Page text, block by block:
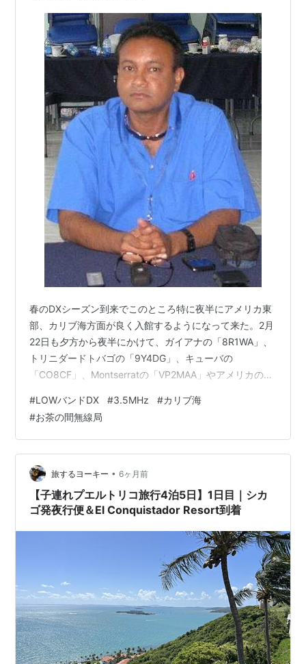
春のDXシーズン到来でこのところ特に夜半にアメリカ東
部、カリブ海方面が良く入館するようになって来た。2月
22日も夕方から夜半にかけて、ガイアナの「8R1WA」、
トリニダードトバゴの「9Y4DG」、キューバの
「CO8CF」、Montserratの「VP2MAA」やアメリカの東
定してデコードできず交信には至らなかった。 ↑9Y4DG
↑VP2MAA 特に「ガイアナ」の「8R1WA」はブランドニ
ューカントリーになるので交信を切望している。
「8R1WA」は2月27日までの運用で、もう1局の
「8R1TM」は2月23日までなのでチャンスはないが、
「8R1…
#LOWバンドDX #3.5MHz #カリブ海
#お茶の間無線局
旅するヨーキー • 6ヶ月前
【子連れプエルトリコ旅行4泊5日】1日目｜シカ
ゴ発夜行便＆El Conquistador Resort到着